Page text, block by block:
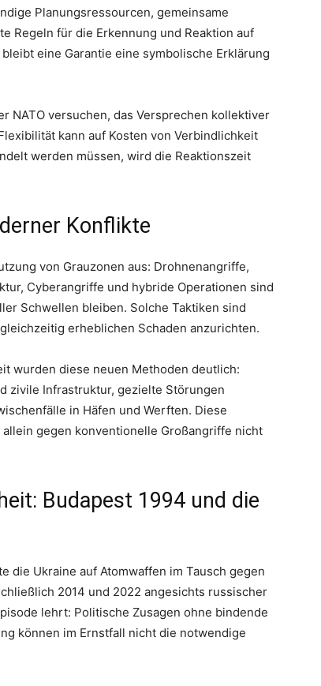
Planungsressourcen, gemeinsame
Regeln für die Erkennung und Reaktion auf
eine Garantie eine symbolische Erklärung
NATO versuchen, das Versprechen kollektiver
kann auf Kosten von Verbindlichkeit
werden müssen, wird die Reaktionszeit
Konflikte
von Grauzonen aus: Drohnenangriffe,
Cyberangriffe und hybride Operationen sind
Schwellen bleiben. Solche Taktiken sind
erheblichen Schaden anzurichten.
wurden diese neuen Methoden deutlich:
zivile Infrastruktur, gezielte Störungen
in Häfen und Werften. Diese
gegen konventionelle Großangriffe nicht
Budapest 1994 und die
die Ukraine auf Atomwaffen im Tausch gegen
2014 und 2022 angesichts russischer
lehrt: Politische Zusagen ohne bindende
können im Ernstfall nicht die notwendige